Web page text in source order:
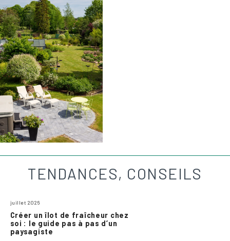
TENDANCES, CONSEILS
juillet 2026
Créer un îlot de fraîcheur chez
soi : le guide pas à pas d’un
paysagiste